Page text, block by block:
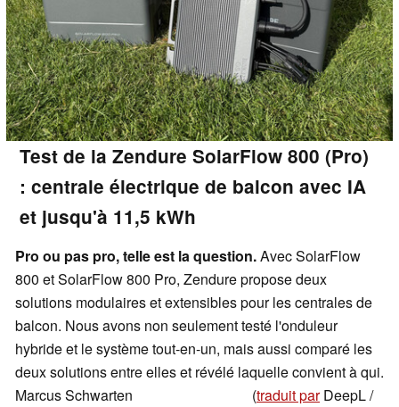
Test de la Zendure SolarFlow 800 (Pro)
: centrale électrique de balcon avec IA
et jusqu'à 11,5 kWh
Pro ou pas pro, telle est la question.Avec SolarFlow
800 et SolarFlow 800 Pro, Zendure propose deux
solutions modulaires et extensibles pour les centrales de
balcon. Nous avons non seulement testé l'onduleur
hybride et le système tout-en-un, mais aussi comparé les
deux solutions entre elles et révélé laquelle convient à qui.
Marcus Schwarten
(traduit parDeepL /